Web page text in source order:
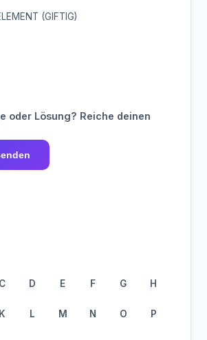
(GIFTIG)
oder Lösung? Reiche deinen
senden
C D E F G H
K L M N O P